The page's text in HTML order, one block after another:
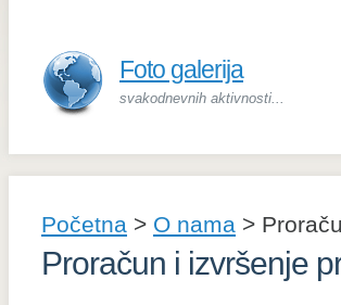
Foto galerija
svakodnevnih aktivnosti...
Početna > O nama >
Proračun i izvršenje